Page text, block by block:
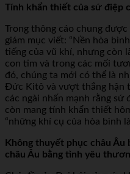
Tính khẩn thiết của sứ điệp
Trong thông cáo chung
giám mục viết: “Nền hòa
tiếng của vũ khí, nhưng còn
con tim và trong các mối
đó, chúng ta mới có thể là
Đức Kitô và vượt thắng hận
các ngài nhấn mạnh rằng sứ
còn mang tính khẩn thiết
“những khí cụ của hòa bình
Không thuyết phục châu Âu
châu Âu bằng tình yêu